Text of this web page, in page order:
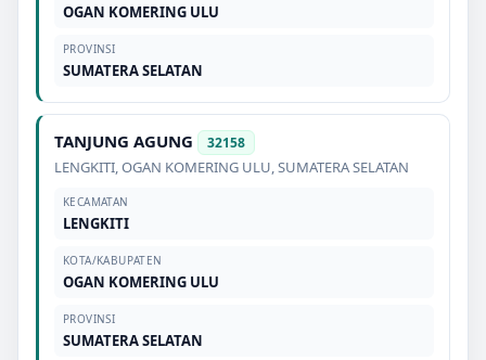
OGAN KOMERING ULU
PROVINSI
SUMATERA SELATAN
TANJUNG AGUNG 32158
LENGKITI,OGAN KOMERING ULU,SUMATERA SELATAN
KECAMATAN
LENGKITI
KOTA/KABUPATEN
OGAN KOMERING ULU
PROVINSI
SUMATERA SELATAN